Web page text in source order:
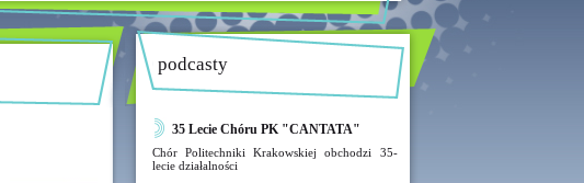
podcasty
35 Lecie Chóru PK "CANTATA"
Chór Politechniki Krakowskiej obchodzi 35-
lecie działalności